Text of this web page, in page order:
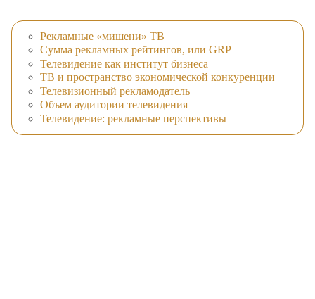
Рекламные «мишени» ТВ
Сумма рекламных рейтингов, или GRP
Телевидение как институт бизнеса
ТВ и пространство экономической конкуренции
Телевизионный рекламодатель
Объем аудитории телевидения
Телевидение: рекламные перспективы